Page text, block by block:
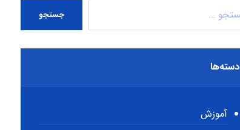
جستجو
دسته‌ها
آموزش